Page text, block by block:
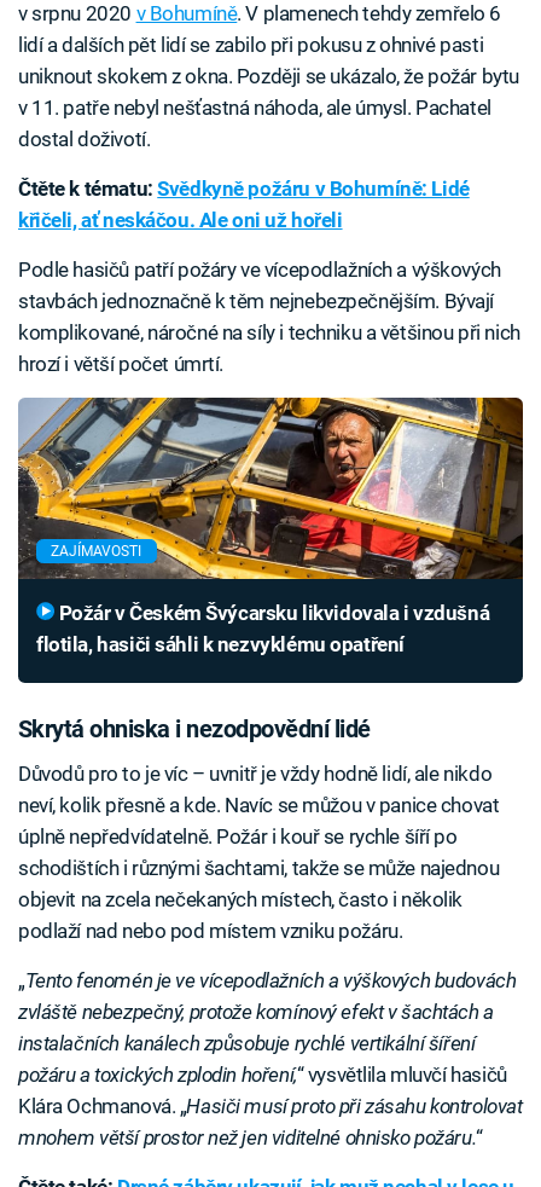
v srpnu 2020 v Bohumíně. V plamenech tehdy zemřelo 6
lidí a dalších pět lidí se zabilo při pokusu z ohnivé pasti
uniknout skokem z okna. Později se ukázalo, že požár bytu
v 11. patře nebyl nešťastná náhoda, ale úmysl. Pachatel
dostal doživotí.
Čtěte k tématu: Svědkyně požáru v Bohumíně: Lidé
křičeli, ať neskáčou. Ale oni už hořeli
Podle hasičů patří požáry ve vícepodlažních a výškových
stavbách jednoznačně k těm nejnebezpečnějším. Bývají
komplikované, náročné na síly i techniku a většinou při nich
hrozí i větší počet úmrtí.
ZAJÍMAVOSTI
flotila, hasiči sáhli k nezvyklému opatření
Skrytá ohniska i nezodpovědní lidé
Důvodů pro to je víc – uvnitř je vždy hodně lidí, ale nikdo
neví, kolik přesně a kde. Navíc se můžou v panice chovat
úplně nepředvídatelně. Požár i kouř se rychle šíří po
schodištích i různými šachtami, takže se může najednou
objevit na zcela nečekaných místech, často i několik
podlaží nad nebo pod místem vzniku požáru.
„Tento fenomén je ve vícepodlažních a výškových budovách
zvláště nebezpečný, protože komínový efekt v šachtách a
instalačních kanálech způsobuje rychlé vertikální šíření
požáru a toxických zplodin hoření,“ vysvětlila mluvčí hasičů
Klára Ochmanová. „Hasiči musí proto při zásahu kontrolovat
mnohem větší prostor než jen viditelné ohnisko požáru.“